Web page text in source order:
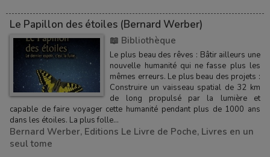
Le Papillon des étoiles (Bernard Werber)
📖 Bibliothèque
Le plus beau des rêves : Bâtir ailleurs une
nouvelle humanité qui ne fasse plus les
mêmes erreurs. Le plus beau des projets :
Construire un vaisseau spatial de 32 km
de long propulsé par la lumière et
capable de faire voyager cette humanité pendant plus de 1000 ans
dans les étoiles. La plus folle...
Bernard Werber, Editions Le Livre de Poche, Livres en un
seul tome